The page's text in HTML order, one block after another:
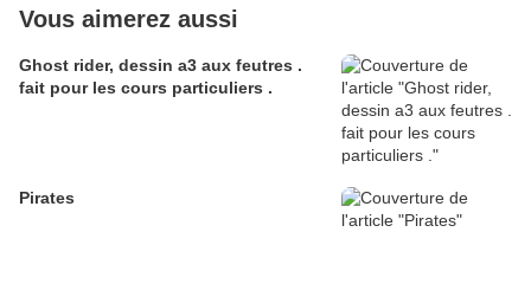
Vous aimerez aussi
Ghost rider, dessin a3 aux feutres .
fait pour les cours particuliers .
Pirates